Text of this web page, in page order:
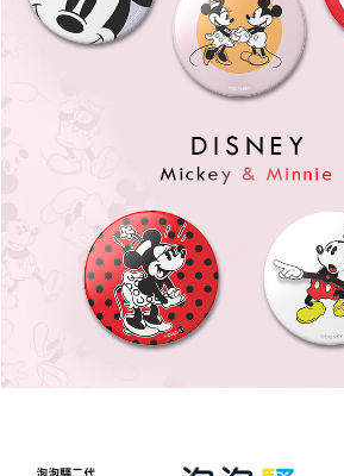
時審查核予不同之上限額度；若仍有額度不足之情
請求用戶進行身份認證。
５．嚴禁一人註冊多個帳號或使用他人資訊註冊
恩沛科技股份有限公司將有權停止該用戶之使用